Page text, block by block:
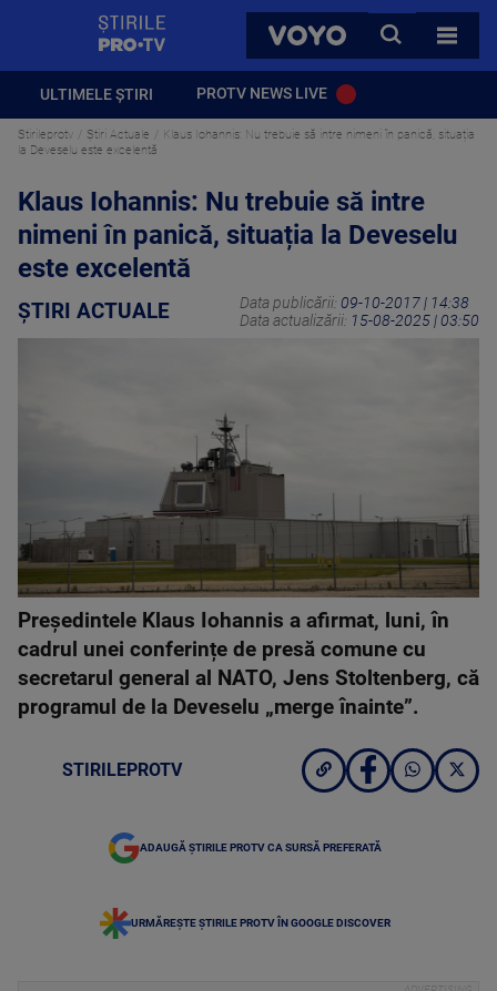
VOYO
CAUTA
TOATE
ULTIMELE ȘTIRI PROTV NEWS LIVE
Stirileprotv Știri Actuale
Klaus Iohannis: Nu trebuie să intre nimeni în panică, situația
la Deveselu este excelentă
Klaus Iohannis: Nu trebuie să intre
nimeni în panică, situația la Deveselu
este excelentă
ȘTIRI ACTUALE Data publicării: 09-10-2017 | 14:38
Data actualizării: 15-08-2025 | 03:50
Președintele Klaus Iohannis a afirmat, luni, în
cadrul unei conferințe de presă comune cu
secretarul general al NATO, Jens Stoltenberg, că
programul de la Deveselu „merge înainte”.
STIRILEPROTV
ADAUGĂ ȘTIRILE PROTV CA SURSĂ PREFERATĂ
URMĂREȘTE ȘTIRILE PROTV ÎN GOOGLE DISCOVER